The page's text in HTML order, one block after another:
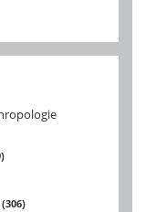
306